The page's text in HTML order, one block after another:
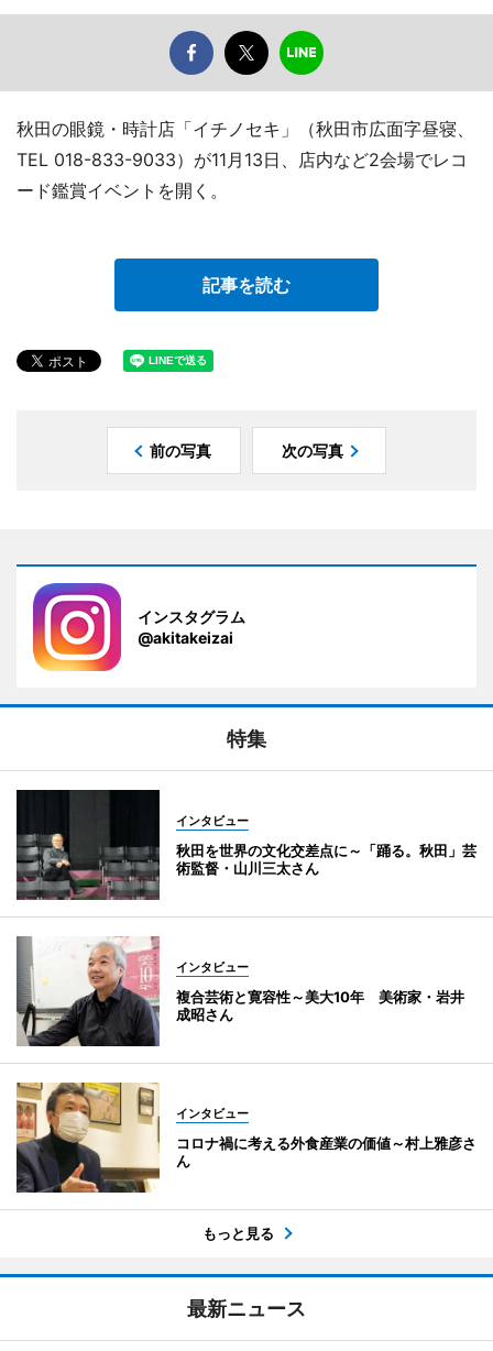
秋田の眼鏡・時計店「イチノセキ」（秋田市広面字昼寝、
TEL 018-833-9033）が11月13日、店内など2会場でレコ
ード鑑賞イベントを開く。
記事を読む
前の写真 次の写真
インスタグラム
@akitakeizai
特集
インタビュー
秋田を世界の文化交差点に～「踊る。秋田」芸
術監督・山川三太さん
インタビュー
複合芸術と寛容性～美大10年 美術家・岩井
成昭さん
インタビュー
コロナ禍に考える外食産業の価値～村上雅彦さ
ん
もっと見る
最新ニュース